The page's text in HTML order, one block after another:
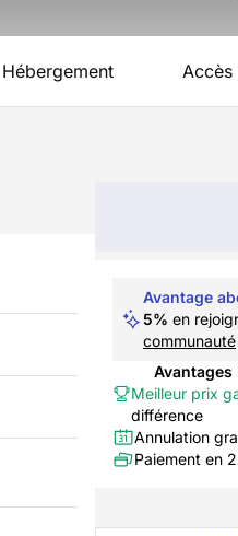
Hébergement Accès
Avantage
5% en
communauté
Avantages
Meilleur prix
différence
Annulation
Paiement en